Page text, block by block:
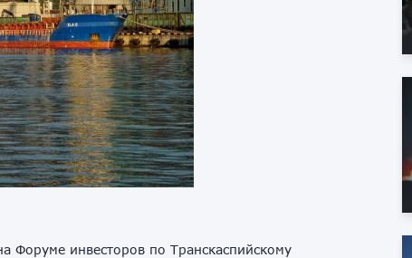
Форуме инвесторов по Транскаспийскому